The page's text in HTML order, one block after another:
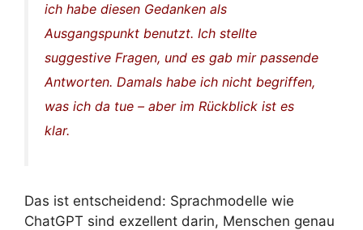
ich habe diesen Gedanken als
Ausgangspunkt benutzt. Ich stellte
suggestive Fragen, und es gab mir passende
Antworten. Damals habe ich nicht begriffen,
was ich da tue – aber im Rückblick ist es
klar.
Das ist entscheidend: Sprachmodelle wie
ChatGPT sind exzellent darin, Menschen genau